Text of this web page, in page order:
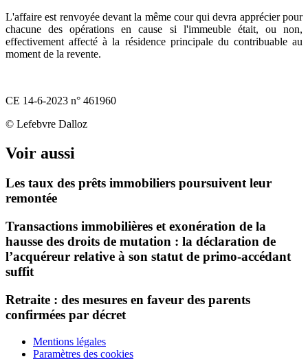
L'affaire est renvoyée devant la même cour qui devra apprécier pour
chacune des opérations en cause si l'immeuble était, ou non,
effectivement affecté à la résidence principale du contribuable au
moment de la revente.
CE 14-6-2023 n° 461960
© Lefebvre Dalloz
Voir aussi
Les taux des prêts immobiliers poursuivent leur
remontée
Transactions immobilières et exonération de la
hausse des droits de mutation : la déclaration de
l’acquéreur relative à son statut de primo-accédant
suffit
Retraite : des mesures en faveur des parents
confirmées par décret
Mentions légales
Paramètres des cookies